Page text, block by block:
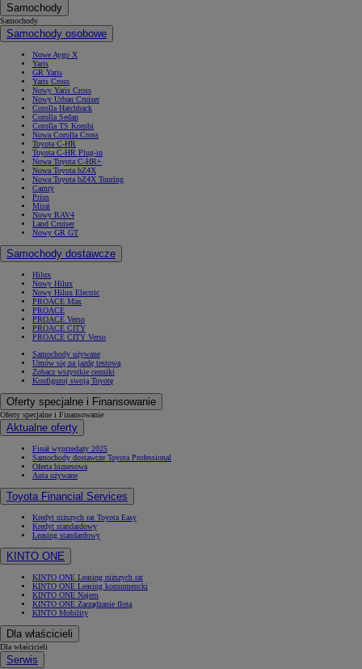
Samochody
Samochody
Samochody osobowe
Nowe Aygo X
Yaris
GR Yaris
Yaris Cross
Nowy Yaris Cross
Nowy Urban Cruiser
Corolla Hatchback
Corolla Sedan
Corolla TS Kombi
Nowa Corolla Cross
Toyota C-HR
Toyota C-HR Plug-in
Nowa Toyota C-HR+
Nowa Toyota bZ4X
Nowa Toyota bZ4X Touring
Camry
Prius
Mirai
Nowy RAV4
Land Cruiser
Nowy GR GT
Samochody dostawcze
Hilux
Nowy Hilux
Nowy Hilux Electric
PROACE Max
PROACE
PROACE Verso
PROACE CITY
PROACE CITY Verso
Samochody używane
Umów się na jazdę testową
Zobacz wszystkie cenniki
Konfiguruj swoją Toyotę
Oferty specjalne i Finansowanie
Oferty specjalne i Finansowanie
Aktualne oferty
Finał wyprzedaży 2025
Samochody dostawcze Toyota Professional
Oferta biznesowa
Auta używane
Toyota Financial Services
Kredyt niższych rat Toyota Easy
Kredyt standardowy
Leasing standardowy
KINTO ONE
KINTO ONE Leasing niższych rat
KINTO ONE Leasing konsumencki
KINTO ONE Najem
KINTO ONE Zarządzanie flotą
KINTO Mobility
Dla właścicieli
Dla właścicieli
Serwis